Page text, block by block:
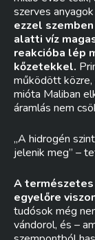
szerves
ezzel
alatti víz
reakcióba lép
kőzetekkel.
működött közre,
mióta Maliban
áramlás nem
„A hidrogén
jelenik meg” –
A
egyelőre
tudósok még
vándorol, és –